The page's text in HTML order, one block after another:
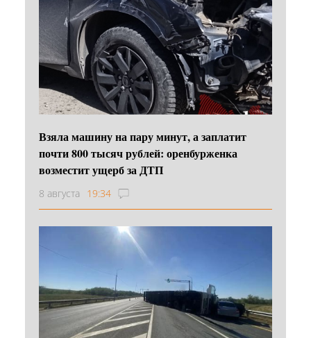
Взяла машину на пару минут, а заплатит
почти 800 тысяч рублей: оренбурженка
возместит ущерб за ДТП
8 августа 19:34